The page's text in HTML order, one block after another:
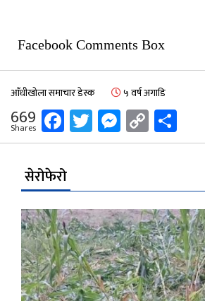
Facebook Comments Box
आँधीखोला समाचार डेस्क ५ वर्ष अगाडि
669
Shares Facebook
Twitter
Messenger
Copy
Link
सेरोफेरो